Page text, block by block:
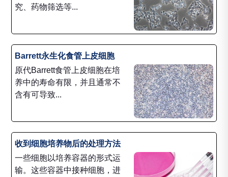
究、药物筛选等...
Barrett永生化食管上皮细胞
原代Barrett食管上皮细胞在培
养中的寿命有限，并且通常不
含有可导致...
收到细胞培养物后的处理方法
一些细胞以培养容器的形式运
输。这些容器中接种细胞，进